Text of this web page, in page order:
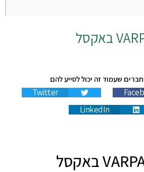
באקסל
שעמוד זה יכול לסייע להם
Twitter
LinkedIn